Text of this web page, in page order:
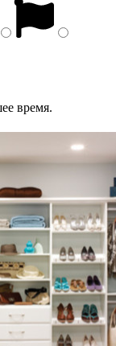
время.